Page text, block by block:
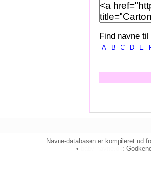
Find navne
A B C D E
Navne-databasen er kompileret ud
•
: